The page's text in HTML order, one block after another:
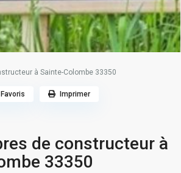
à Sainte-Colombe 33350
de constructeur à
33350
Favoris Imprimer